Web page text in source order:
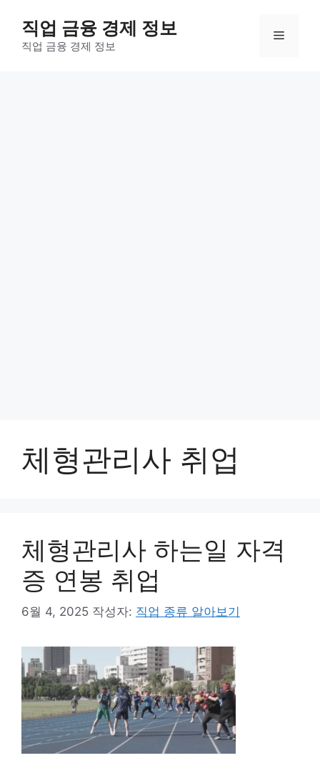
직업 금융 경제 정보
직업 금융 경제 정보
메
체형관리사 취업
체형관리사 하는일 자격
증 연봉 취업
6월 4, 2025 작성자: 직업 종류 알아보기